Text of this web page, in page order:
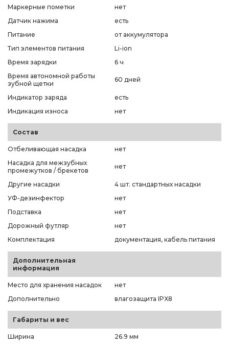
Маркерные пометки
нет
Датчик нажима
есть
Питание
от аккумулятора
Тип элементов питания
Li-ion
Время зарядки
6 ч
Время автономной работы
зубной щетки
60 дней
Индикатор заряда
есть
Индикация износа
нет
Состав
Отбеливающая насадка
нет
Насадка для межзубных
промежутков / брекетов
нет
Другие насадки
4 шт. стандартных насадки
УФ-дезинфектор
нет
Подставка
нет
Дорожный футляр
нет
Комплектация
документация, кабель питания
Дополнительная
информация
Место для хранения насадок
нет
Дополнительно
влагозащита IPX8
Габариты и вес
Ширина
26.9 мм